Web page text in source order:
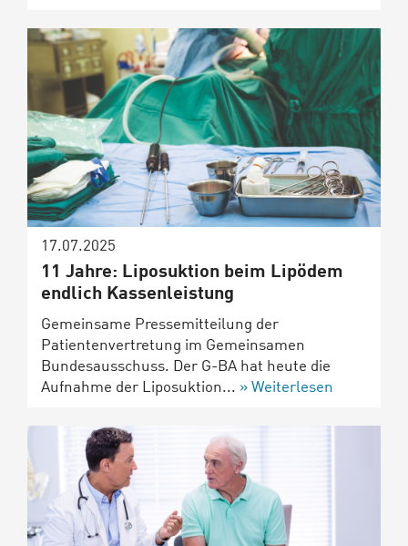
17.07.2025
11 Jahre: Liposuktion beim Lipödem
endlich Kassenleistung
Gemeinsame Pressemitteilung der
Patientenvertretung im Gemeinsamen
Bundesausschuss. Der G-BA hat heute die
Aufnahme der Liposuktion...
Weiterlesen